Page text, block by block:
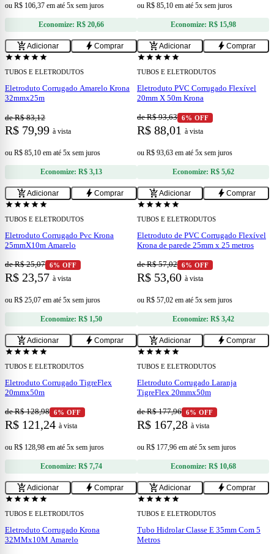
ou R$ 106,37 em até 5x sem juros
Economize: R$ 20,66
add_shopping_cartAdicionar bolt Comprar
ou R$ 85,10 em até 5x sem juros
Economize: R$ 15,98
add_shopping_cartAdicionar bolt Comprar
starstarstarstarstar
TUBOS E ELETRODUTOS
Eletroduto Corrugado Amarelo Krona
32mmx25m
de R$ 83,12
R$ 79,99 à vista
ou R$ 85,10 em até 5x sem juros
Economize: R$ 3,13
add_shopping_cartAdicionar bolt Comprar
starstarstarstarstar
TUBOS E ELETRODUTOS
Eletroduto PVC Corrugado Flexível
20mm X 50m Krona
de R$ 93,63 6% OFF
R$ 88,01 à vista
ou R$ 93,63 em até 5x sem juros
Economize: R$ 5,62
add_shopping_cartAdicionar bolt Comprar
starstarstarstarstar
TUBOS E ELETRODUTOS
Eletroduto Corrugado Pvc Krona
25mmX10m Amarelo
de R$ 25,07 6% OFF
R$ 23,57 à vista
ou R$ 25,07 em até 5x sem juros
Economize: R$ 1,50
add_shopping_cartAdicionar bolt Comprar
starstarstarstarstar
TUBOS E ELETRODUTOS
Eletroduto de PVC Corrugado Flexível
Krona de parede 25mm x 25 metros
de R$ 57,02 6% OFF
R$ 53,60 à vista
ou R$ 57,02 em até 5x sem juros
Economize: R$ 3,42
add_shopping_cartAdicionar bolt Comprar
starstarstarstarstar
TUBOS E ELETRODUTOS
Eletroduto Corrugado TigreFlex
20mmx50m
de R$ 128,98 6% OFF
R$ 121,24 à vista
ou R$ 128,98 em até 5x sem juros
Economize: R$ 7,74
add_shopping_cartAdicionar bolt Comprar
starstarstarstarstar
TUBOS E ELETRODUTOS
Eletroduto Corrugado Laranja
TigreFlex 20mmx50m
de R$ 177,96 6% OFF
R$ 167,28 à vista
ou R$ 177,96 em até 5x sem juros
Economize: R$ 10,68
add_shopping_cartAdicionar bolt Comprar
starstarstarstarstar
TUBOS E ELETRODUTOS
Eletroduto Corrugado Krona
32MMx10M Amarelo
starstarstarstarstar
TUBOS E ELETRODUTOS
Tubo Hidrolar Classe E 35mm Com 5
Metros